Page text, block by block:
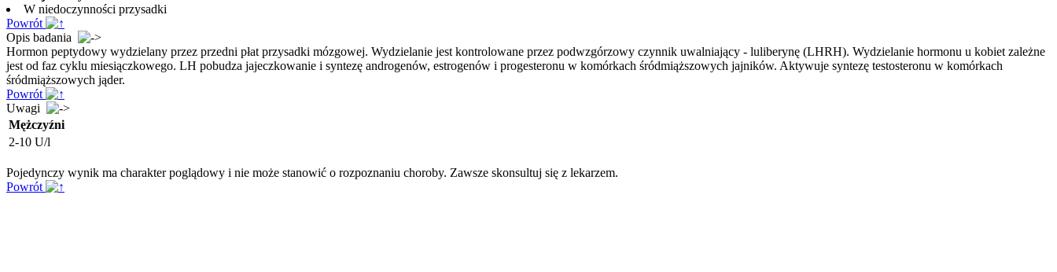
W niedoczynności przysadki
Powrót
Opis badania
Hormon peptydowy wydzielany przez przedni płat przysadki mózgowej. Wydzielanie jest kontrolowane przez podwzgórzowy czynnik uwalniający - luliberynę (LHRH). Wydzielanie hormonu u kobiet zależne
jest od faz cyklu miesiączkowego. LH pobudza jajeczkowanie i syntezę androgenów, estrogenów i progesteronu w komórkach śródmiąższowych jajników. Aktywuje syntezę testosteronu w komórkach
śródmiąższowych jąder.
Powrót
Uwagi
Mężczyźni
2-10 U/l
Pojedynczy wynik ma charakter poglądowy i nie może stanowić o rozpoznaniu choroby. Zawsze skonsultuj się z lekarzem.
Powrót